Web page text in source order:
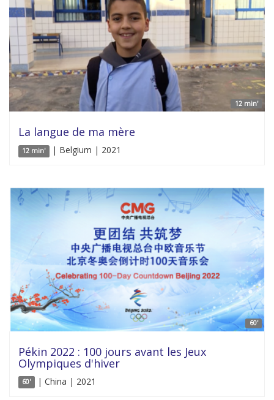
12 min'
La langue de ma mère
12 min' | Belgium | 2021
60'
Pékin 2022 : 100 jours avant les Jeux
Olympiques d'hiver
60' | China | 2021